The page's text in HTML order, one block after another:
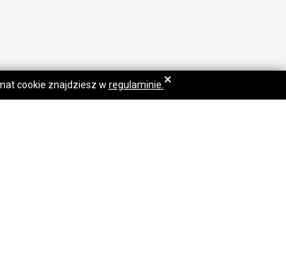
cookie znajdziesz w regulaminie. ×